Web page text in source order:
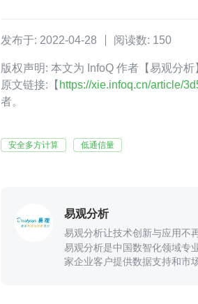
发布于: 2022-04-28 阅读数: 150
版权声明: 本文为 InfoQ 作者【易观分析
原文链接:【 https://xie.infoq.cn/article/
者。
安全多方计算 低通信量
易观分析
易观分析让技术创新与应用不
易观分析是中国数智化领域专
家企业客户提供数据支持和市